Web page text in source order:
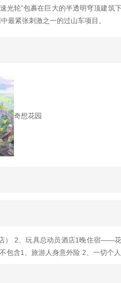
光轮”包裹在巨大的半透明穹顶建
最紧张刺激之一的过山车项目。
奇想花园
） 2、玩具总动员酒店1晚住宿——
包含1、旅游人身意外险 2、一切个